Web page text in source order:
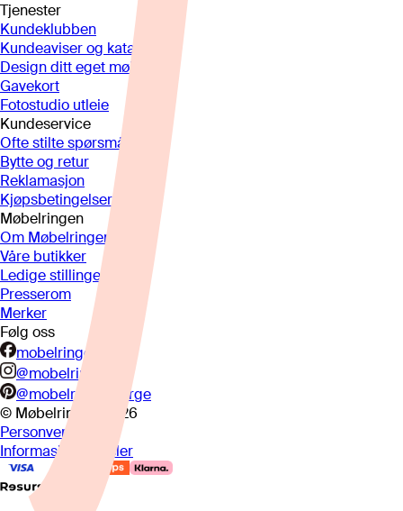
Tjenester
Kundeklubben
Kundeaviser og kataloger
Design ditt eget møbel
Gavekort
Fotostudio utleie
Kundeservice
Ofte stilte spørsmål
Bytte og retur
Reklamasjon
Kjøpsbetingelser
Møbelringen
Om Møbelringen
Våre butikker
Ledige stillinger
Presserom
Merker
Følg oss
mobelringen.no
@mobelringen
@mobelringennorge
© Møbelringen
2026
Personvern
Informasjonskapsler